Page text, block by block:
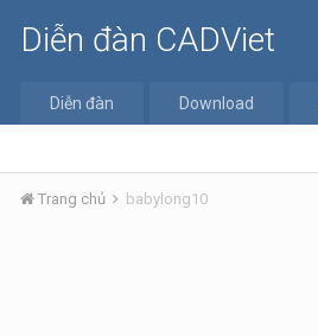
Diễn đàn CADViet
Diễn đàn Download
Trang chủ babylong10